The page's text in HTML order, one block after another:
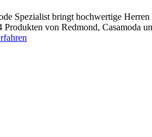
Spezialist bringt hochwertige Herren
von Redmond, Casamoda